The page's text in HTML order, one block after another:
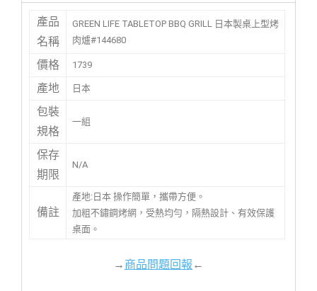
產品
名稱
GREEN LIFE TABLETOP BBQ GRILL 日本製桌上型烤
肉爐#144680
價格 1739
產地 日本
包裝
規格
一組
保存
期限
N/A
備註
產地:日本 操作簡單，攜帶方便。
加粗不鏽鋼烤網，受熱均勻，隔熱設計、有效保護
桌面。
→商品問題回報←